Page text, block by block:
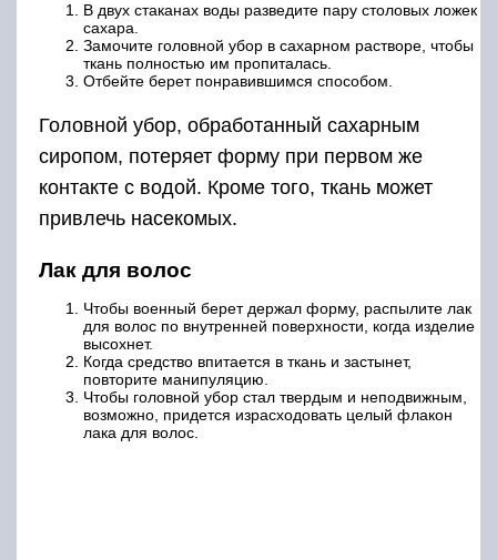
В двух стаканах воды разведите пару столовых ложек
сахара.
Замочите головной убор в сахарном растворе, чтобы
ткань полностью им пропиталась.
Отбейте берет понравившимся способом.
Головной убор, обработанный сахарным
сиропом, потеряет форму при первом же
контакте с водой. Кроме того, ткань может
привлечь насекомых.
Лак для волос
Чтобы военный берет держал форму, распылите лак
для волос по внутренней поверхности, когда изделие
высохнет.
Когда средство впитается в ткань и застынет,
повторите манипуляцию.
Чтобы головной убор стал твердым и неподвижным,
возможно, придется израсходовать целый флакон
лака для волос.